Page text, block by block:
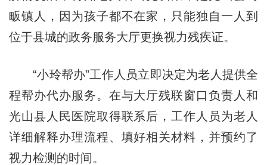
畈镇人，因为孩子都不在家，只能独自一人到
位于县城的政务服务大厅更换视力残疾证。
“小玲帮办”工作人员立即决定为老人提供全
程帮办代办服务。在与大厅残联窗口负责人和
光山县人民医院取得联系后，工作人员为老人
详细解释办理流程、填好相关材料，并预约了
视力检测的时间。